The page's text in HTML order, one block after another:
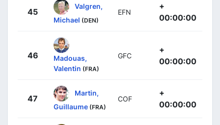
45
Valgren,
Michael (DEN)
EFN
+
00:00:00
46
Madouas,
Valentin (FRA)
GFC
+
00:00:00
47
Martin,
Guillaume (FRA)
COF
+
00:00:00